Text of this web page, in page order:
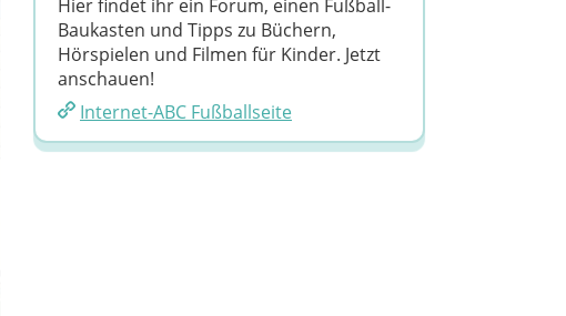
Hier findet ihr ein Forum, einen Fußball-
Baukasten und Tipps zu Büchern,
Hörspielen und Filmen für Kinder. Jetzt
anschauen!
Internet-ABC Fußballseite